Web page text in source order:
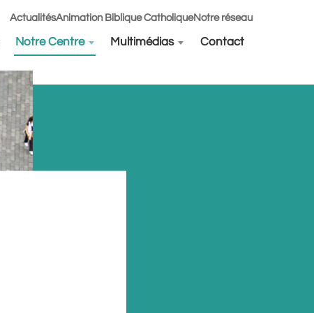
ActualitésAnimation Biblique CatholiqueNotre réseau
Notre Centre Multimédias Contact